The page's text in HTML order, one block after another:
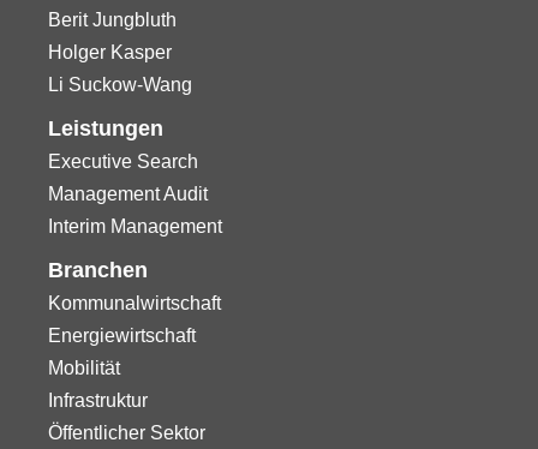
Berit Jungbluth
Holger Kasper
Li Suckow-Wang
Leistungen
Executive Search
Management Audit
Interim Management
Branchen
Kommunalwirtschaft
Energiewirtschaft
Mobilität
Infrastruktur
Öffentlicher Sektor